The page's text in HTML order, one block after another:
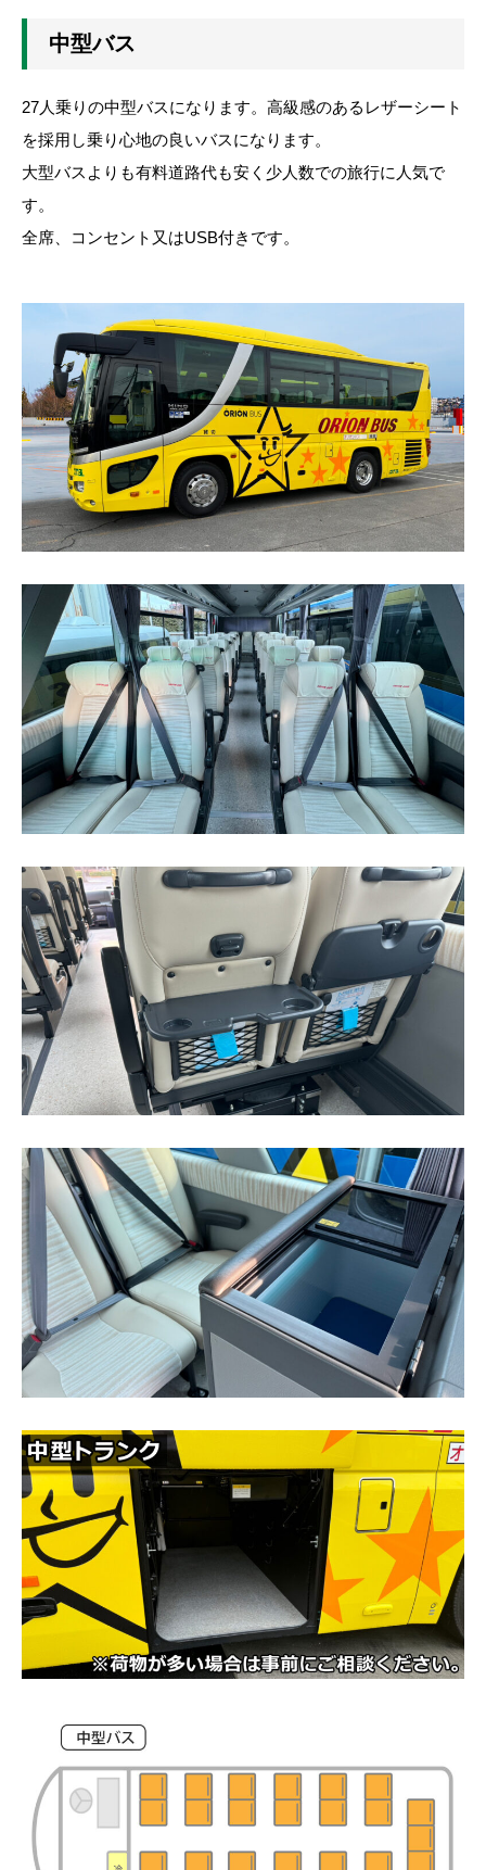
中型バス
27人乗りの中型バスになります。高級感のあるレザーシート
を採用し乗り心地の良いバスになります。
大型バスよりも有料道路代も安く少人数での旅行に人気で
す。
全席、コンセント又はUSB付きです。